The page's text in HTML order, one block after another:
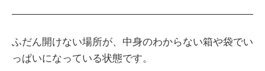
ふだん開けない場所が、中身のわからない箱や袋でい
っぱいになっている状態です。